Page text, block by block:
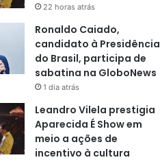
22 horas atrás
Ronaldo Caiado,
candidato à Presidência
do Brasil, participa de
sabatina na GloboNews
1 dia atrás
Leandro Vilela prestigia
Aparecida É Show em
meio a ações de
incentivo à cultura